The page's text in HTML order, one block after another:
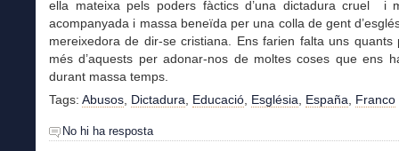
ella mateixa pels poders fàctics d’una dictadura cruel i
acompanyada i massa beneïda per una colla de gent
mereixedora de dir-se cristiana. Ens farien falta uns quants
més d’aquests per adonar-nos de moltes coses que ens
durant massa temps.
Tags: Abusos, Dictadura, Educació, Església, España, Franco
No hi ha resposta